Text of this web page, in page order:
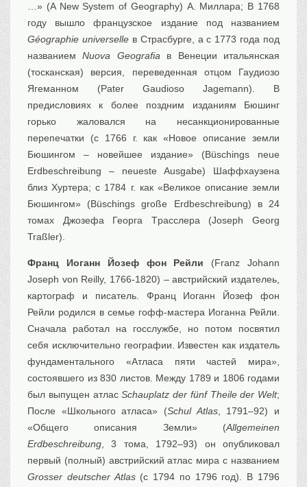
…» (A New System of Geography) А. Миллара; В 1768
году вышло французское издание под названием
Géographie universelleв Страсбурге, а с 1773 года под
названиемNuova Geografia в Венеции итальянская
(тосканская) версия, переведенная отцом Гаудиозо
Ягеманном (Pater Gaudioso Jagemann). В
предисловиях к более поздним изданиям Бюшинг
горько жаловался на несанкционированные
перепечатки (с 1766 г. как «Новое описание земли
Бюшингом – новейшее издание» (Büschings neue
Erdbeschreibung – neueste Ausgabe) Шаффхаузена
близ Хуртера; с 1784 г. как «Великое описание земли
Бюшингом» (Büschings große Erdbeschreibung) в 24
томах Джозефа Георга Tрасслера (Joseph Georg
Traßler).
Франц Иоганн Йозеф фон Рейли (Franz Johann
Joseph von Reilly, 1766-1820) – австрийский издателеь,
картограф и писатель. Франц Иоганн Йозеф фон
Рейли родился в семье гофф-мастера Иоганна Рейли.
Сначала работал на госслужбе, но потом посвятил
себя исключительно географии. Известен как издатель
фундаментального «Атласа пяти частей мира»,
состоявшего из 830 листов. Между 1789 и 1806 годами
был выпущен атласSchauplatz der fünf Theile der Welt;
После «Школьного атласа» (Schul Atlas, 1791–92) и
«Общего описания Земли» (Allgemeinen
Erdbeschreibung , 3 тома, 1792–93) он опубликовал
первый (полный) австрийский атлас мира с названием
Grosser deutscher Atlas(с 1794 по 1796 год). В 1796